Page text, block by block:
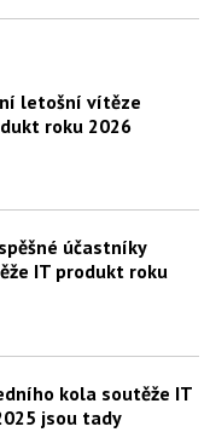
letošní vítěze
roku 2026
účastníky
IT produkt roku
kola soutěže IT
jsou tady